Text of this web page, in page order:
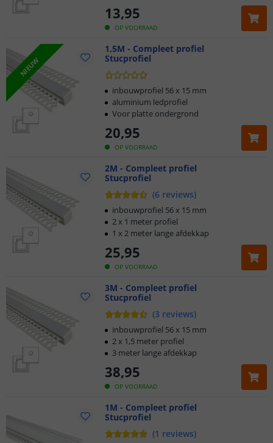
OP VOORRAAD
13,95
NIEUW
1,5M - Compleet profiel
Stucprofiel
OP VOORRAAD
20,95
inbouwprofiel 56 x 15 mm
aluminium ledprofiel
Voor platte ondergrond
2M - Compleet profiel
Stucprofiel
(6 reviews)
OP VOORRAAD
25,95
inbouwprofiel 56 x 15 mm
2 x 1 meter profiel
1 x 2 meter lange afdekkap
3M - Compleet profiel
Stucprofiel
(3 reviews)
OP VOORRAAD
38,95
inbouwprofiel 56 x 15 mm
2 x 1,5 meter profiel
3 meter lange afdekkap
1M - Compleet profiel
Stucprofiel
(1 reviews)